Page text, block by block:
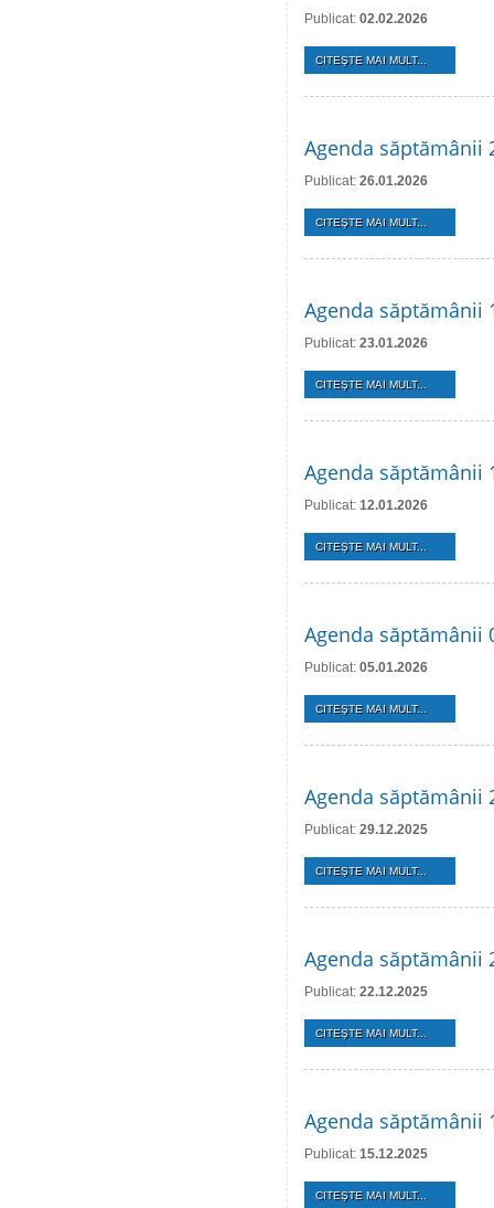
Publicat: 02.02.2026
CITEŞTE MAI MULT...
Agenda săptămânii
Publicat: 26.01.2026
CITEŞTE MAI MULT...
Agenda săptămânii
Publicat: 23.01.2026
CITEŞTE MAI MULT...
Agenda săptămânii
Publicat: 12.01.2026
CITEŞTE MAI MULT...
Agenda săptămânii
Publicat: 05.01.2026
CITEŞTE MAI MULT...
Agenda săptămânii
Publicat: 29.12.2025
CITEŞTE MAI MULT...
Agenda săptămânii
Publicat: 22.12.2025
CITEŞTE MAI MULT...
Agenda săptămânii
Publicat: 15.12.2025
CITEŞTE MAI MULT...